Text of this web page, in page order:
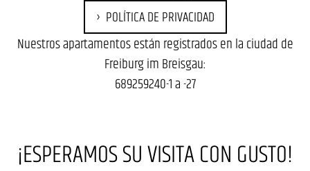
POLÍTICA DE PRIVACIDAD
Nuestros apartamentos están registrados en la ciudad de
Freiburg im Breisgau:
689259240-1 a -27
¡ESPERAMOS SU VISITA CON GUSTO!